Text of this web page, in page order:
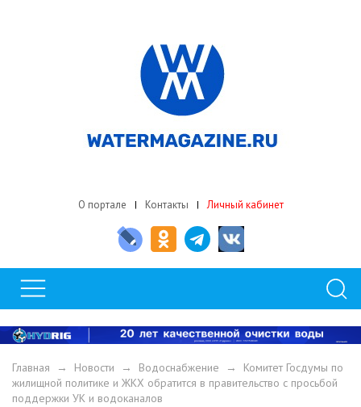
О портале Контакты Личный кабинет
Главная → Новости → Водоснабжение → Комитет Госдумы по
жилищной политике и ЖКХ обратится в правительство с просьбой
поддержки УК и водоканалов